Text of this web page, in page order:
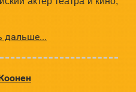
дальше...